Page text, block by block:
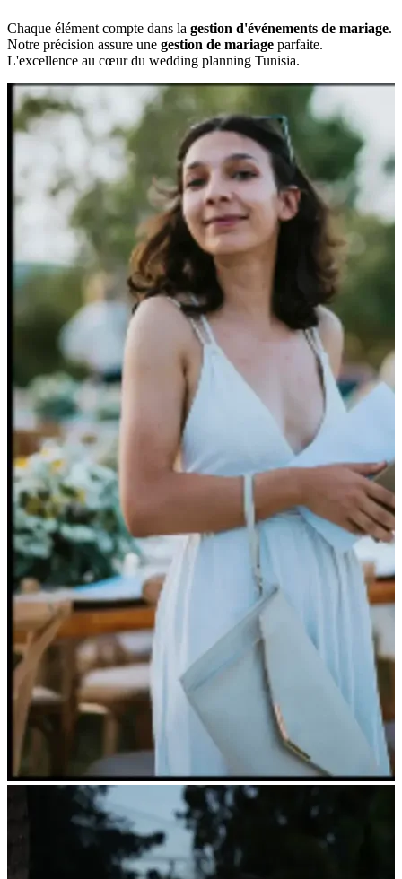
Chaque élément compte dans la gestion d'événements de mariage.
Notre précision assure une gestion de mariage parfaite.
L'excellence au cœur du wedding planning Tunisia.